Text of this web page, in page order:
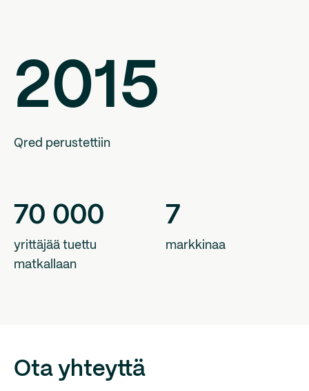
2015
Qred perustettiin
70 000
yrittäjää tuettu
matkallaan
7
markkinaa
Ota yhteyttä